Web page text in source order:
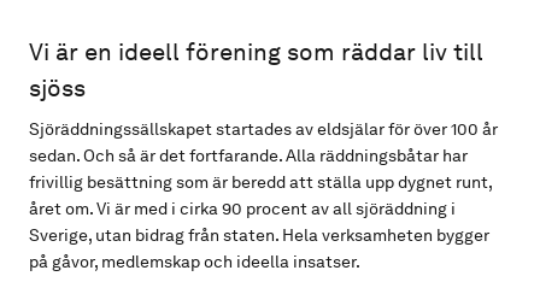
Vi är en ideell förening som räddar liv till
sjöss
Sjöräddningssällskapet startades av eldsjälar för över 100 år
sedan. Och så är det fortfarande. Alla räddningsbåtar har
frivillig besättning som är beredd att ställa upp dygnet runt,
året om. Vi är med i cirka 90 procent av all sjöräddning i
Sverige, utan bidrag från staten. Hela verksamheten bygger
på gåvor, medlemskap och ideella insatser.